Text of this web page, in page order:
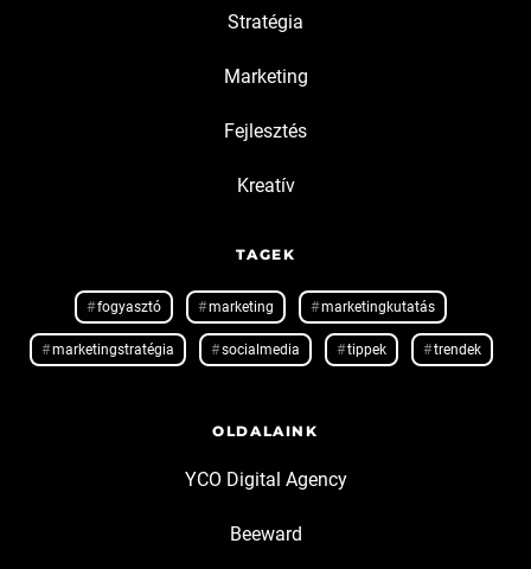
Stratégia
Marketing
Fejlesztés
Kreatív
TAGEK
fogyasztó marketing marketingkutatás
marketingstratégia socialmedia tippek trendek
OLDALAINK
YCO Digital Agency
Beeward